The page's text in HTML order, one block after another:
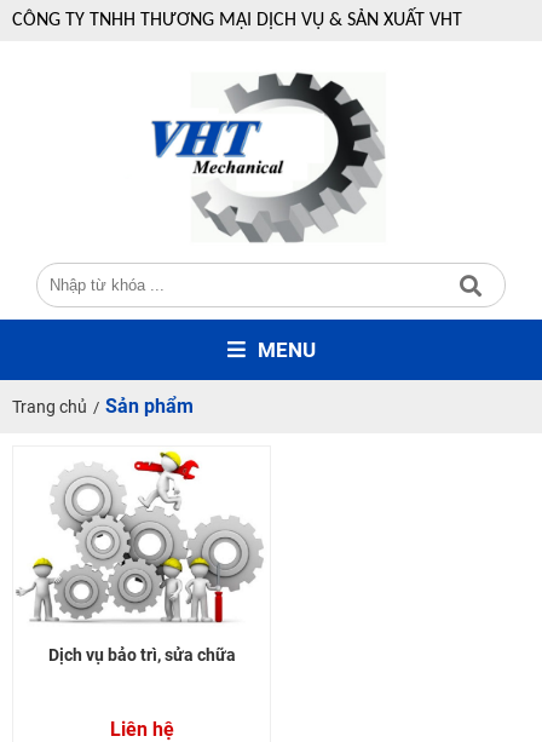
CÔNG TY TNHH THƯƠNG MẠI DỊCH VỤ & SẢN XUẤT VHT
MENU
Trang chủ / Sản phẩm
Dịch vụ bảo trì, sửa chữa
Liên hệ